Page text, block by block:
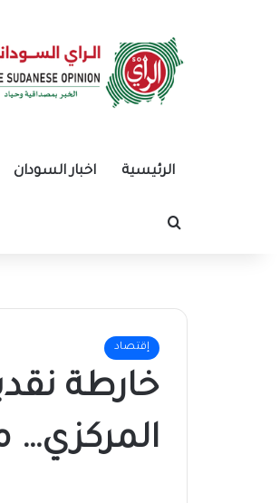
الرئيسية اخبار السودان
بحث عن
إقتصاد
خارطة
المركزي… ما